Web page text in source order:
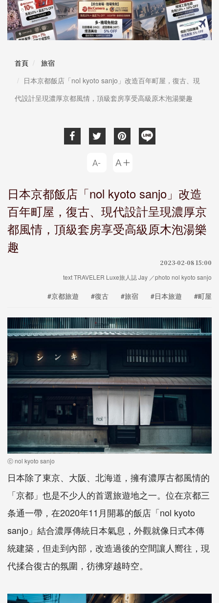
首頁
旅宿
日本京都飯店「nol kyoto sanjo」改造百年町屋，復古、現
代設計呈現濃厚京都風情，頂級套房享受高級原木泡湯樂趣
日本京都飯店「nol kyoto sanjo」改造
百年町屋，復古、現代設計呈現濃厚京
都風情，頂級套房享受高級原木泡湯樂
趣
2023-02-08 15:00
text TRAVELER Luxe旅人誌 Jay ／photo nol kyoto sanjo
#京都旅遊 #復古 #旅宿 #日本旅遊 #町屋
ⓒ nol kyoto sanjo
日本除了東京、大阪、北海道，擁有濃厚古都風情的
「京都」也是不少人的首選旅遊地之一。位在京都三
条通一帶，在2020年11月開幕的飯店「nol kyoto
sanjo」結合濃厚傳統日本氣息，外觀就像日式本傳
統建築，但走到內部，改造過後的空間讓人嚮往，現
代揉合復古的氛圍，彷彿穿越時空。